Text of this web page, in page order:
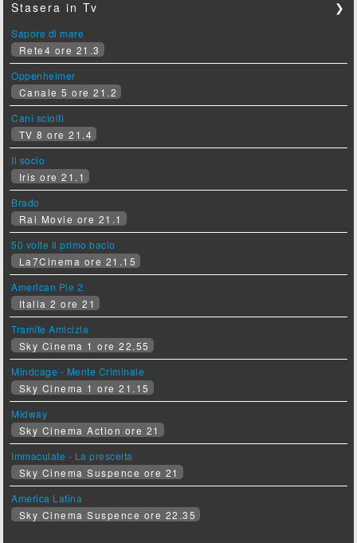
Stasera in Tv ❯
Sapore di mare
Rete4 ore 21.3
Oppenheimer
Canale 5 ore 21.2
Cani sciolti
TV 8 ore 21.4
Il socio
Iris ore 21.1
Brado
Rai Movie ore 21.1
50 volte il primo bacio
La7Cinema ore 21.15
American Pie 2
Italia 2 ore 21
Tramite Amicizia
Sky Cinema 1 ore 22.55
Mindcage - Mente Criminale
Sky Cinema 1 ore 21.15
Midway
Sky Cinema Action ore 21
Immaculate - La prescelta
Sky Cinema Suspence ore 21
America Latina
Sky Cinema Suspence ore 22.35